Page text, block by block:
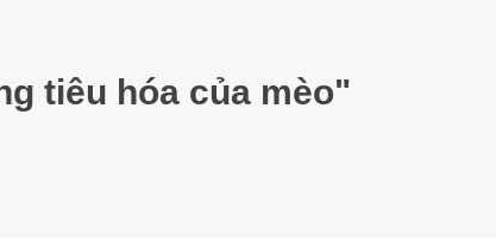
tiêu hóa của mèo"